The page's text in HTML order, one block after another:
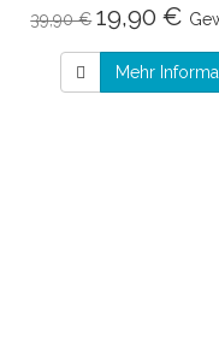
39,90 € 19,90 €
Mehr